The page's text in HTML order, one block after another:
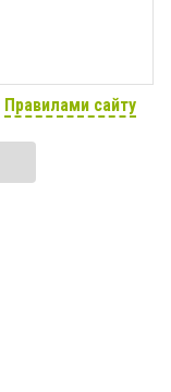
Правилами сайту